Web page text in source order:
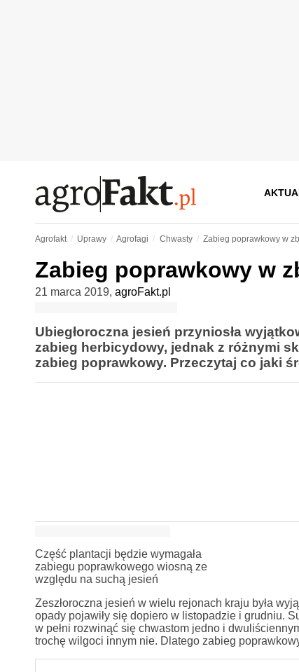
Agrofakt Uprawy Agrofagi Chwasty Zabieg poprawkowy w
Zabieg poprawkowy w
21 marca 2019, agroFakt.pl
Ubiegłoroczna jesień przyniosła
zabieg herbicydowy, jednak z różnymi
zabieg poprawkowy. Przeczytaj co jaki
Część plantacji będzie wymagała
zabiegu poprawkowego wiosną ze
względu na suchą jesień
Zeszłoroczna jesień w wielu rejonach kraju była
opady pojawiły się dopiero w listopadzie i grudniu.
w pełni rozwinąć się chwastom jedno i
trochę wilgoci innym nie. Dlatego zabieg